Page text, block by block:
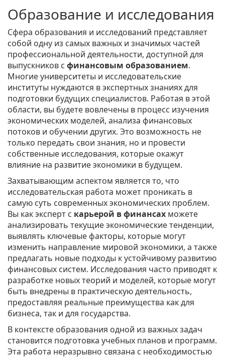
Образование и исследования
Сфера образования и исследований представляет
собой одну из самых важных и значимых частей
профессиональной деятельности, доступной для
выпускников с финансовым образованием.
Многие университеты и исследовательские
институты нуждаются в экспертных знаниях для
подготовки будущих специалистов. Работая в этой
области, вы будете вовлечены в процесс изучения
экономических моделей, анализа финансовых
потоков и обучении других. Это возможность не
только передать свои знания, но и провести
собственные исследования, которые окажут
влияние на развитие экономики в будущем.
Захватывающим аспектом является то, что
исследовательская работа может проникать в
самую суть современных экономических проблем.
Вы как эксперт с карьерой в финансах можете
анализировать текущие экономические тенденции,
выявлять ключевые факторы, которые могут
изменить направление мировой экономики, а также
предлагать новые подходы к устойчивому развитию
финансовых систем. Исследования часто приводят к
разработке новых теорий и моделей, которые могут
быть внедрены в практическую деятельность,
предоставляя реальные преимущества как для
бизнеса, так и для государства.
В контексте образования одной из важных задач
становится подготовка учебных планов и программ.
Эта работа неразрывно связана с необходимостью